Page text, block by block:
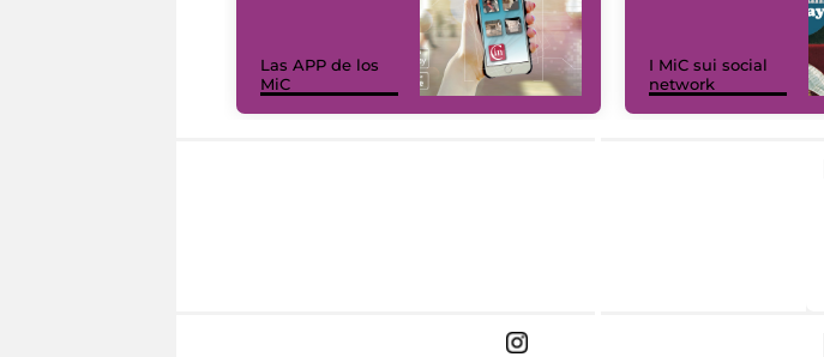
Las APP de los
MiC
I MiC sui social
network